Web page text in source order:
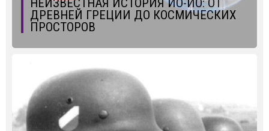
НЕИЗВЕСТНАЯ ИСТОРИЯ ЙО-ЙО: ОТ
ДРЕВНЕЙ ГРЕЦИИ ДО КОСМИЧЕСКИХ
ПРОСТОРОВ